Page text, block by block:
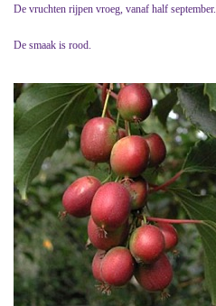
De vruchten rijpen vroeg, vanaf half september.
De smaak is rood.